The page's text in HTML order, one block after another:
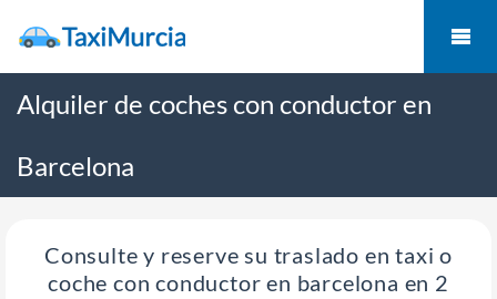
Alquiler de coches con conductor en
Barcelona
Consulte y reserve su traslado en taxi o
coche con conductor en barcelona en 2